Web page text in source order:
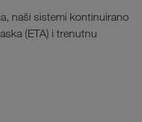
naši sistemi kontinuirano
(ETA) i trenutnu